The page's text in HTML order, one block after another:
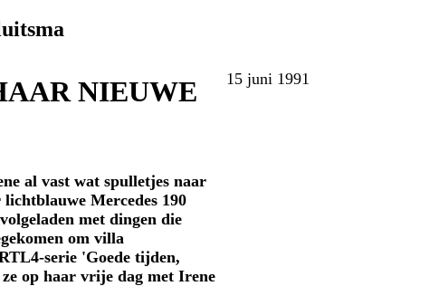
NIEUWE
15 juni 1991
al vast wat spulletjes naar
Mercedes 190
met dingen die
om villa
serie 'Goede tijden,
op haar vrije dag met Irene